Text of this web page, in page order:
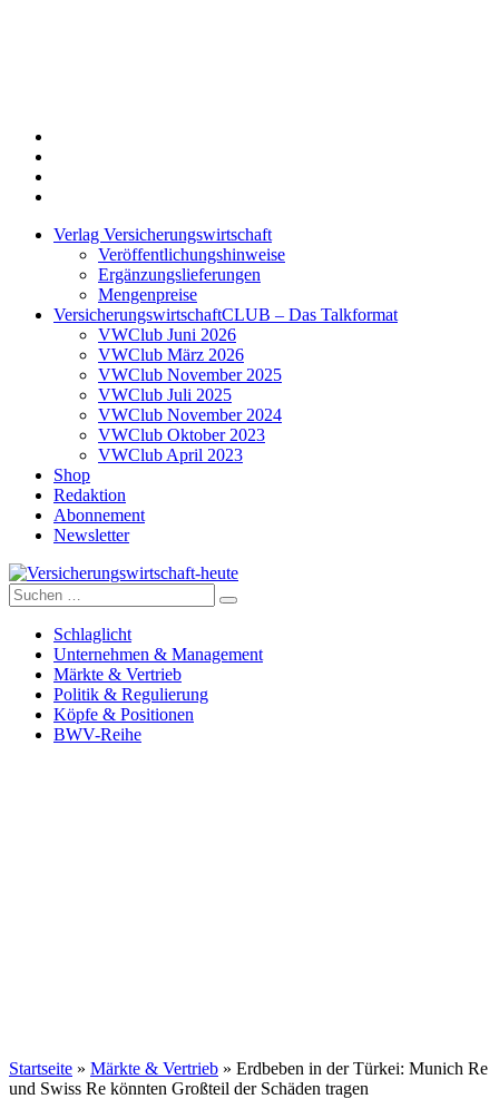
Verlag Versicherungswirtschaft
Veröffentlichungshinweise
Ergänzungslieferungen
Mengenpreise
VersicherungswirtschaftCLUB – Das Talkformat
VWClub Juni 2026
VWClub März 2026
VWClub November 2025
VWClub Juli 2025
VWClub November 2024
VWClub Oktober 2023
VWClub April 2023
Shop
Redaktion
Abonnement
Newsletter
Versicherungswirtschaft-heute
Suche
nach:
Schlaglicht
Unternehmen & Management
Märkte & Vertrieb
Politik & Regulierung
Köpfe & Positionen
BWV-Reihe
Startseite » Märkte & Vertrieb » Erdbeben in der Türkei: Munich Re
und Swiss Re könnten Großteil der Schäden tragen